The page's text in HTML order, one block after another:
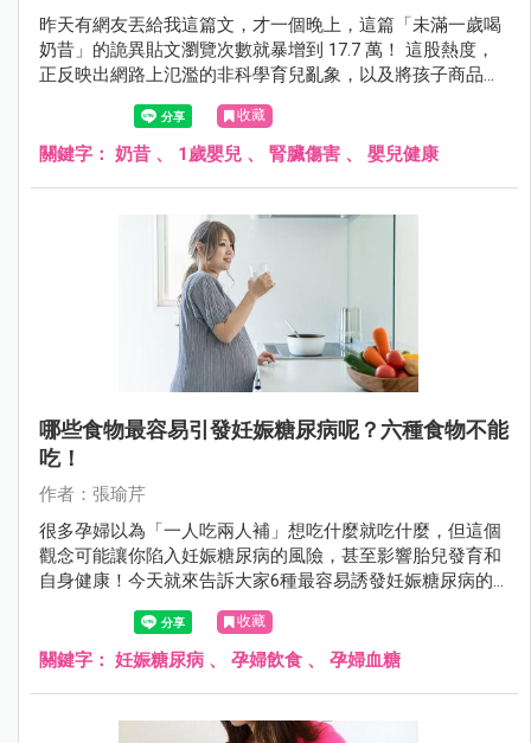
昨天有網友丟給我這篇文，才一個晚上，這篇「未滿一歲喝
奶昔」的詭異貼文瀏覽次數就暴增到 17.7 萬！ 這股熱度，
正反映出網路上氾濫的非科學育兒亂象，以及將孩子商品化
的可悲趨勢。
收藏
關鍵字： 奶昔 、 1歲嬰兒 、 腎臟傷害 、 嬰兒健康
哪些食物最容易引發妊娠糖尿病呢？六種食物不能
吃！
作者：張瑜芹
很多孕婦以為「一人吃兩人補」想吃什麼就吃什麼，但這個
觀念可能讓你陷入妊娠糖尿病的風險，甚至影響胎兒發育和
自身健康！今天就來告訴大家6種最容易誘發妊娠糖尿病的
食物，幫助準媽媽們建立完整的孕期飲食安全意識！
收藏
關鍵字： 妊娠糖尿病 、 孕婦飲食 、 孕婦血糖